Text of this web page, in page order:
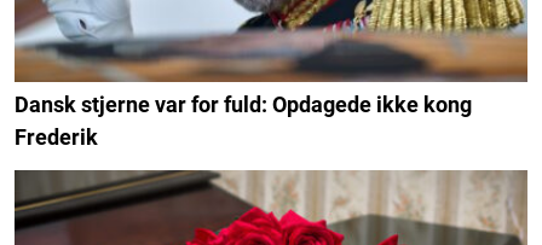
Dansk stjerne var for fuld: Opdagede ikke kong
Frederik